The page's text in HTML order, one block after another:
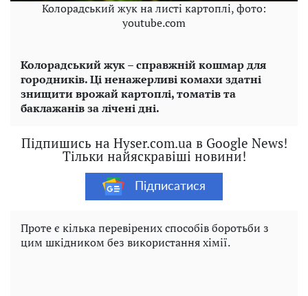
Колорадський жук на листі картоплі, фото:
youtube.com
Колорадський жук – справжній кошмар для
городників. Ці ненажерливі комахи здатні
знищити врожай картоплі, томатів та
баклажанів за лічені дні.
Підпишись на Hyser.com.ua в Google News!
Тільки найяскравіші новини!
Підписатися
Проте є кілька перевірених способів боротьби з
цим шкідником без використання хімії.